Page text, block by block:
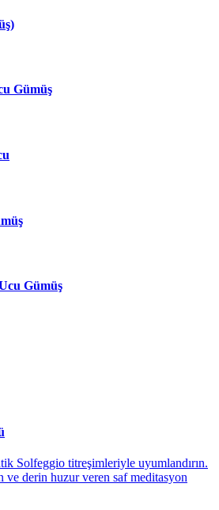
Gümüş
Gümüş
Solfeggio titreşimleriyle uyumlandırın.
ve derin huzur veren saf meditasyon